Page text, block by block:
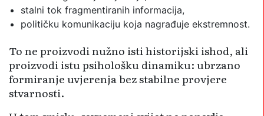
stalni tok fragmentiranih informacija,
političku komunikaciju koja nagrađuje ekstremnost.
To ne proizvodi nužno isti historijski ishod, ali
proizvodi istu psihološku dinamiku: ubrzano
formiranje uvjerenja bez stabilne provjere
stvarnosti.